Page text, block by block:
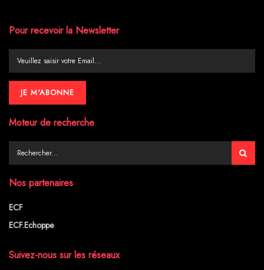
Pour recevoir la Newsletter
Moteur de recherche
Nos partenaires
ECF
ECF.Echoppe
Suivez-nous sur les réseaux